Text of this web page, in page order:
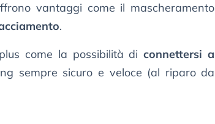
vantaggi come il mascheramento
.
come la possibilità diconnettersi a
sempre sicuro e veloce (al riparo da